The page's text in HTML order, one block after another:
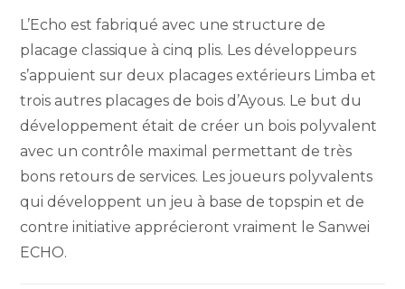
L’Echo est fabriqué avec une structure de
placage classique à cinq plis. Les développeurs
s’appuient sur deux placages extérieurs Limba et
trois autres placages de bois d’Ayous. Le but du
développement était de créer un bois polyvalent
avec un contrôle maximal permettant de très
bons retours de services. Les joueurs polyvalents
qui développent un jeu à base de topspin et de
contre initiative apprécieront vraiment le Sanwei
ECHO.